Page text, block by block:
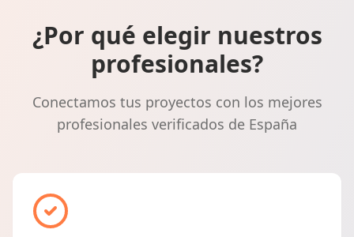
¿Por qué elegir nuestros
profesionales?
Conectamos tus proyectos con los mejores
profesionales verificados de España